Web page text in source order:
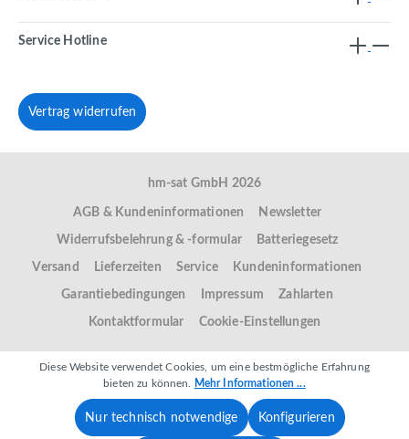
Service Hotline
Vertrag widerrufen
hm-sat GmbH 2026
AGB & Kundeninformationen Newsletter
Widerrufsbelehrung & -formular Batteriegesetz
Versand Lieferzeiten Service Kundeninformationen
Garantiebedingungen Impressum Zahlarten
Kontaktformular Cookie-Einstellungen
Diese Website verwendet Cookies, um eine bestmögliche Erfahrung
bieten zu können.
Mehr Informationen ...
Nur technisch notwendige Konfigurieren